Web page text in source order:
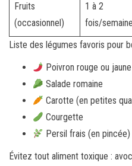
Fruits
(occasionnel)
1 à 2
fois/semaine
Liste des légumes favoris pour
Poivron rouge ou jaune
Salade romaine
Carotte (en petites
Courgette
Persil frais (en pincée)
Évitez tout aliment toxique :